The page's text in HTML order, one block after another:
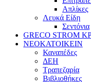
Απλίκες
Λευκά Είδη
Σεντόνια
GRECO STROM
ΝΕΟΚΑΤΟΙΚΕΙΝ
Καναπέδες
ΔΕΗ
Τραπεζαρία
Βιβλιοθήκες